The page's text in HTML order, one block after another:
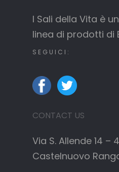
I Sali della Vita è
linea di prodotti di
SEGUICI:
CONTACT US
Via S. Allende 14 –
Castelnuovo